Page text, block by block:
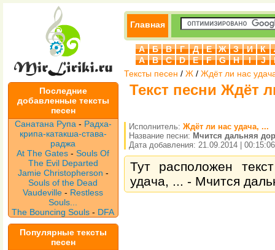
Последние
добавленные тексты
песен
Санатана Рупа - Радха-
крипа-катакша-става-
раджа
At The Gates -Souls Of
The Evil Departed
Jamie Christopherson -
Souls of the Dead
Vaudeville- Restless
Souls...
The Bouncing Souls - DFA
Популярные тексты
песен
Главная
А Б В Г Д Е Ж З И К
A
B C D E F G H I J
Тексты песен / Ж / Ждёт ли нас
Текст песни Ждёт
Исполнитель: Ждёт ли нас удача, ...
Название песни: Мчится дальняя
Дата добавления: 21.09.2014 | 00:15:06
Тут расположен
удача, ... - Мчится